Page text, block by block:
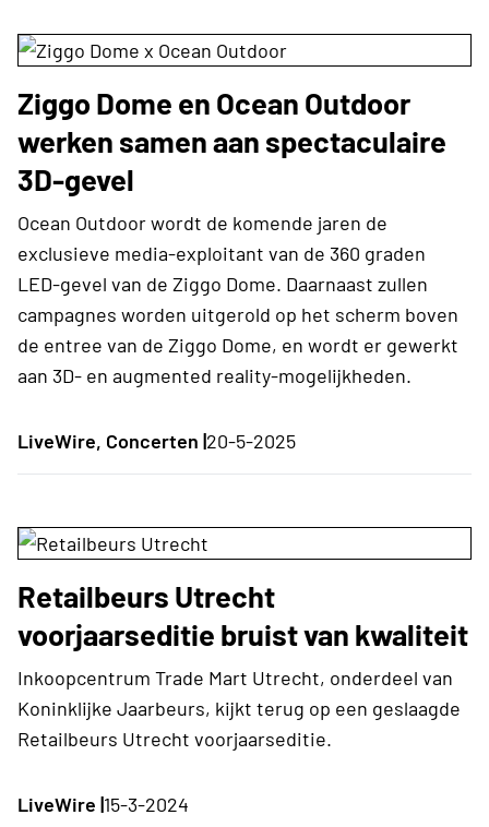
Ziggo Dome en Ocean Outdoor
werken samen aan spectaculaire
3D-gevel
Ocean Outdoor wordt de komende jaren de
exclusieve media-exploitant van de 360 graden
LED-gevel van de Ziggo Dome. Daarnaast zullen
campagnes worden uitgerold op het scherm boven
de entree van de Ziggo Dome, en wordt er gewerkt
aan 3D- en augmented reality-mogelijkheden.
LiveWire, Concerten |20-5-2025
Retailbeurs Utrecht
voorjaarseditie bruist van kwaliteit
Inkoopcentrum Trade Mart Utrecht, onderdeel van
Koninklijke Jaarbeurs, kijkt terug op een geslaagde
Retailbeurs Utrecht voorjaarseditie.
LiveWire |15-3-2024